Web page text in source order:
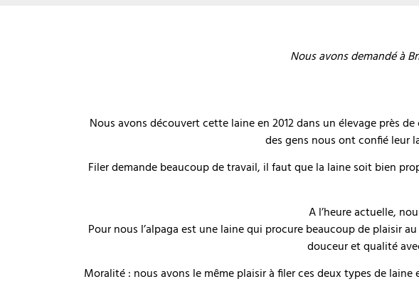
Nous avons demandé à
Nous avons découvert cette laine en 2012 dans un élevage près
des gens nous ont confié leur
Filer demande beaucoup de travail, il faut que la laine soit bien
A l’heure actuelle,
Pour nous l’alpaga est une laine qui procure beaucoup de plaisir
douceur et qualité
Moralité : nous avons le même plaisir à filer ces deux types de